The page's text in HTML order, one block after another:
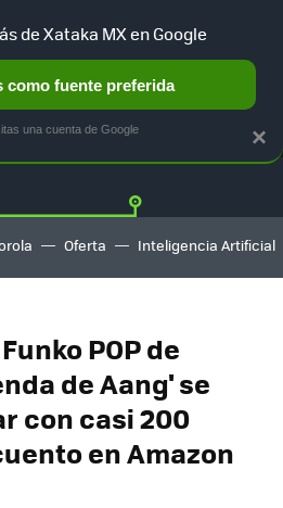
MERCADO LIBRE
Oferta Inteligencia Artificial
POP de
de Aang' se
con casi 200
en Amazon
×
de Xataka MX en Google
como fuente preferida
una cuenta de Google